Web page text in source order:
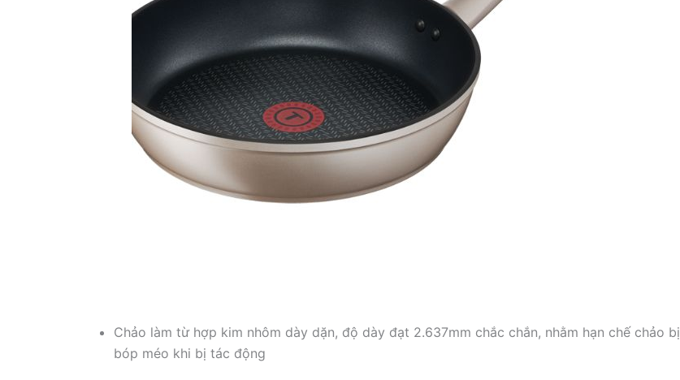
Chảo làm từ hợp kim nhôm dày dặn, độ dày đạt 2.637mm chắc chắn, nhằm hạn chế chảo bị
bóp méo khi bị tác động